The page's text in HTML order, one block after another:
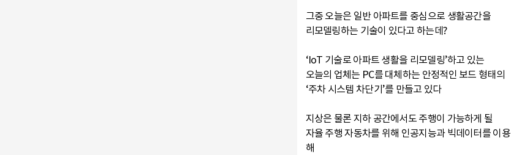
그중 오늘은 일반 아파트를 중심으로 생활공간을
리모델링하는 기술이 있다고 하는데?
‘IoT 기술로 아파트 생활을 리모델링’하고 있는
오늘의 업체는 PC를 대체하는 안정적인 보드 형태의
‘주차 시스템 차단기’를 만들고 있다
지상은 물론 지하 공간에서도 주행이 가능하게 될
자율 주행 자동차를 위해 인공지능과 빅데이터를 이용
해